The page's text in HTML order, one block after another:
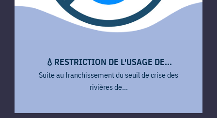
💧​RESTRICTION DE L'USAGE DE...
Suite au franchissement du seuil de crise des
rivières de...